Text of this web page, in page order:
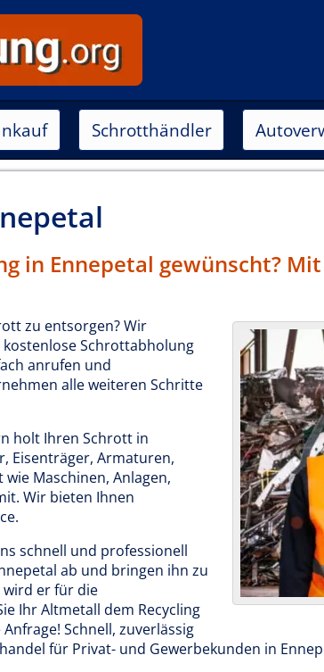
Schrotthändler
in Enne­petal gewünscht?
zu entsorgen? Wir
Schrottabholung
anrufen und
alle weiteren Schritte
holt Ihren Schrott in
Eisenträger, Armaturen,
Maschinen, Anlagen,
Wir bieten Ihnen
schnell und professionell
ab und bringen ihn zu
er für die
Ihr Altmetall dem Recycling
Schnell, zuverlässig
für Privat- und Gewerbekunden in